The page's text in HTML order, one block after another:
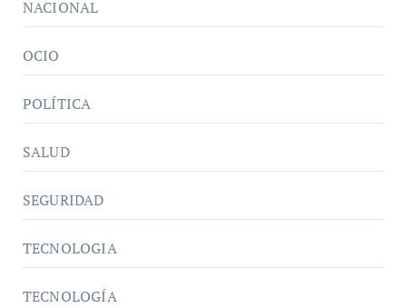
NACIONAL
OCIO
POLÍTICA
SALUD
SEGURIDAD
TECNOLOGIA
TECNOLOGÍA